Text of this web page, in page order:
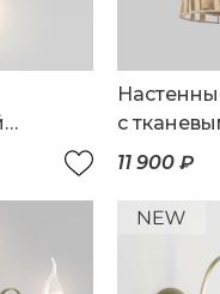
с
11 900 ₽